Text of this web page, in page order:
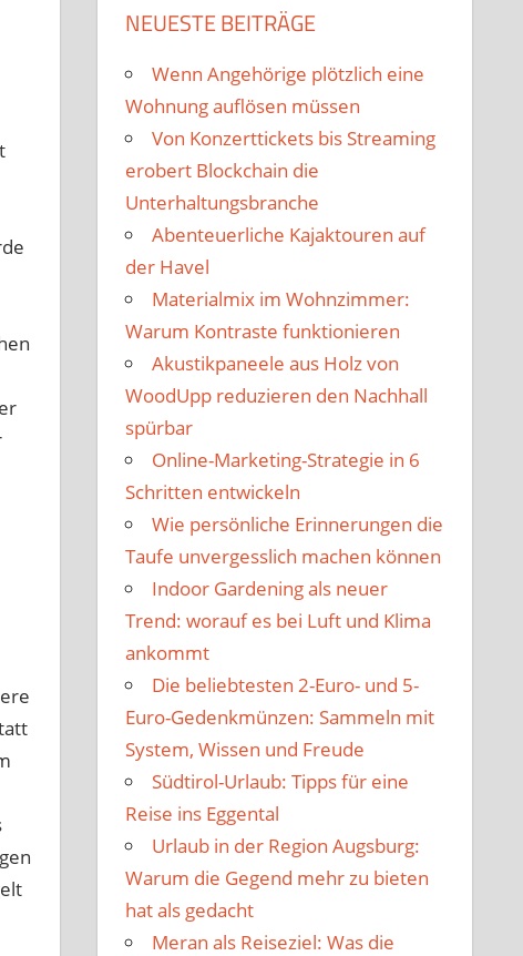
NEUESTE BEITRÄGE
Wenn Angehörige plötzlich eine
Wohnung auflösen müssen
Von Konzerttickets bis Streaming
erobert Blockchain die
Unterhaltungsbranche
Abenteuerliche Kajaktouren auf
der Havel
Materialmix im Wohnzimmer:
Warum Kontraste funktionieren
Akustikpaneele aus Holz von
WoodUpp reduzieren den Nachhall
spürbar
Online-Marketing-Strategie in 6
Schritten entwickeln
Wie persönliche Erinnerungen die
Taufe unvergesslich machen können
Indoor Gardening als neuer
Trend: worauf es bei Luft und Klima
ankommt
Die beliebtesten 2-Euro- und 5-
Euro-Gedenkmünzen: Sammeln mit
System, Wissen und Freude
Südtirol-Urlaub: Tipps für eine
Reise ins Eggental
Urlaub in der Region Augsburg:
Warum die Gegend mehr zu bieten
hat als gedacht
Meran als Reiseziel: Was die